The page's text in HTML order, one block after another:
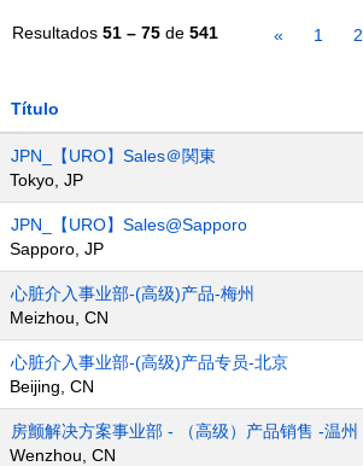
Resultados 51 – 75 de 541 « 1 2
Título
JPN_【URO】Sales＠関東
Tokyo, JP
JPN_【URO】Sales@Sapporo
Sapporo, JP
心脏介入事业部-(高级)产品-梅州
Meizhou, CN
心脏介入事业部-(高级)产品专员-北京
Beijing, CN
房颤解决方案事业部 - （高级）产品销售 -温州
Wenzhou, CN